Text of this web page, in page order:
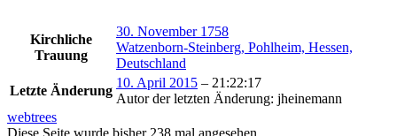
Kirchliche
Trauung
30. November 1758
Watzenborn-Steinberg, Pohlheim, Hessen,
Deutschland
Letzte Änderung
10. April 2015 – 21:22:17
Autor der letzten Änderung: jheinemann
webtrees